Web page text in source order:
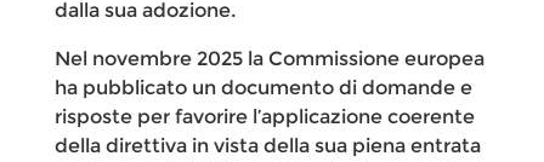
dalla sua adozione.
Nel novembre 2025 la Commissione europea
ha pubblicato un documento di domande e
risposte per favorire l’applicazione coerente
della direttiva in vista della sua piena entrata